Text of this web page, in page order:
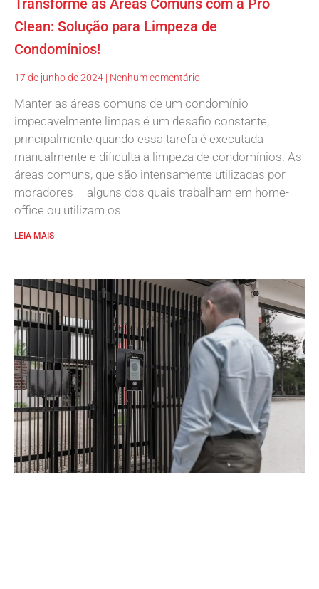
Transforme as Áreas Comuns com a Pro
Clean: Solução para Limpeza de
Condomínios!
17 de junho de 2024 Nenhum comentário
Manter as áreas comuns de um condomínio
impecavelmente limpas é um desafio constante,
principalmente quando essa tarefa é executada
manualmente e dificulta a limpeza de condomínios. As
áreas comuns, que são intensamente utilizadas por
moradores – alguns dos quais trabalham em home-
office ou utilizam os
LEIA MAIS